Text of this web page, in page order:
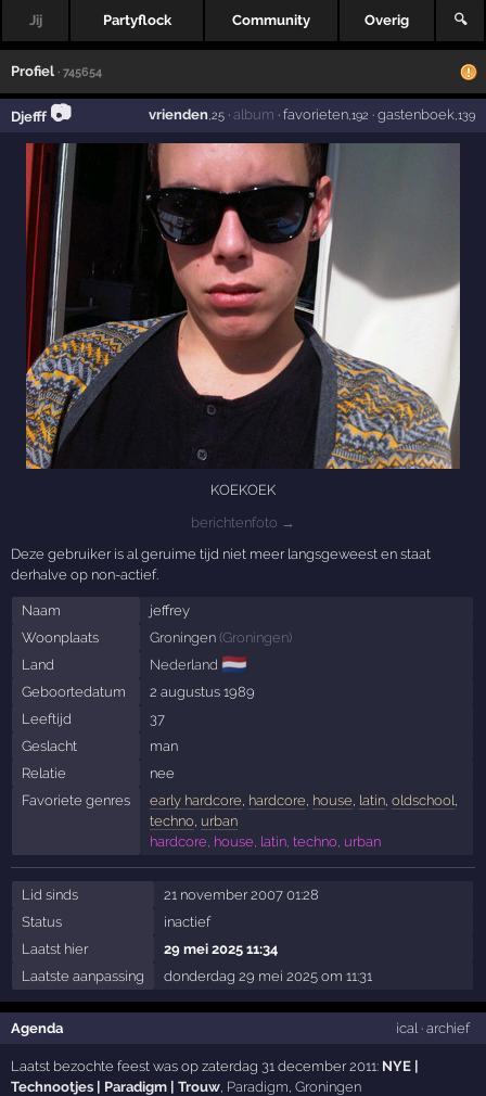
Jij Partyflock Community Overig 🔍
Profiel · 745654
Djefff 📷 vrienden,25· album · favorieten,192 · gastenboek,139
KOEKOEK
berichtenfoto →
Deze gebruiker is al geruime tijd niet meer langsgeweest en staat
derhalve op non-actief.
Naam
jeffrey
Woonplaats
Groningen (Groningen)
Land
Nederland 🇳🇱
Geboortedatum
2 augustus 1989
Leeftijd
37
Geslacht
man
Relatie
nee
Favoriete genres
early hardcore, hardcore, house, latin, oldschool,
techno, urban
hardcore, house, latin, techno, urban
Lid sinds
21 november 2007 01:28
Status
inactief
Laatst hier
29 mei 2025 11:34
Laatste aanpassing
donderdag 29 mei 2025 om 11:31
Agenda ical· archief
Laatst bezochte feest was op zaterdag 31 december 2011: NYE |
Technootjes | Paradigm | Trouw Paradigm ,Groningen